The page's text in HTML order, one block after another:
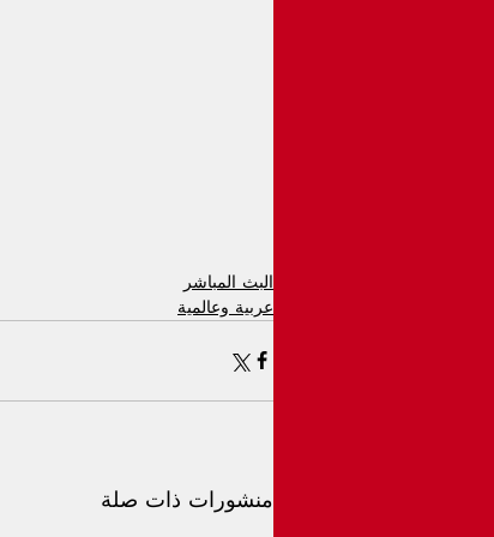
البث المباشر
عربية وعالمية
منشورات ذات صلة